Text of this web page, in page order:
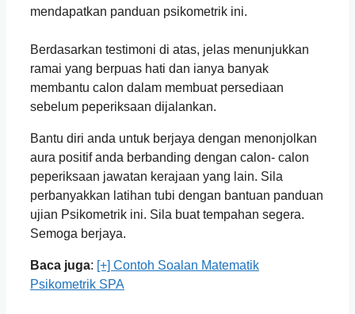
mendapatkan panduan psikometrik ini.
Berdasarkan testimoni di atas, jelas menunjukkan
ramai yang berpuas hati dan ianya banyak
membantu calon dalam membuat persediaan
sebelum peperiksaan dijalankan.
Bantu diri anda untuk berjaya dengan menonjolkan
aura positif anda berbanding dengan calon- calon
peperiksaan jawatan kerajaan yang lain. Sila
perbanyakkan latihan tubi dengan bantuan panduan
ujian Psikometrik ini. Sila buat tempahan segera.
Semoga berjaya.
Baca juga: [+] Contoh Soalan Matematik
Psikometrik SPA